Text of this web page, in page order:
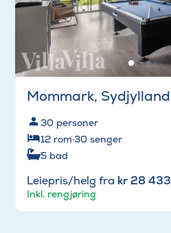
Mommark, Sydjylland
30 personer
12 rom·30 senger
5 bad
Leiepris/helg fra kr 28 433
Inkl. rengjøring